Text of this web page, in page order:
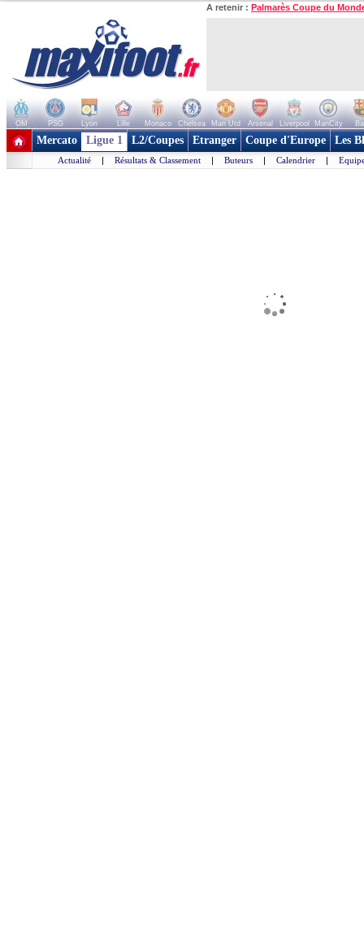
A retenir : Palmarès Coupe du
OM PSG Lyon Lille Monaco Chelsea Man Utd Arsenal Liverpool ManCity
+ de clubs
Mercato Ligue 1 L2/Coupes Etranger Coupe d'Europe Les
Actualité | Résultats & Classement | Buteurs | Calendrier |